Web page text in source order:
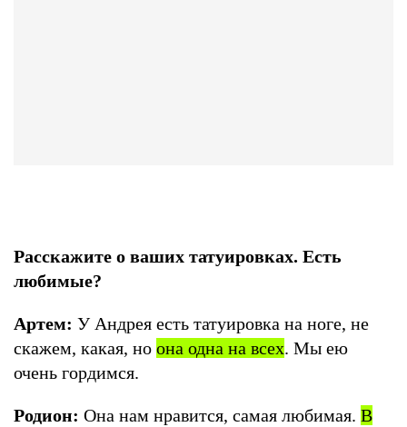
Расскажите о ваших татуировках. Есть
любимые?
Артем: У Андрея есть татуировка на ноге, не
скажем, какая, но она одна на всех. Мы ею
очень гордимся.
Родион: Она нам нравится, самая любимая. В